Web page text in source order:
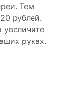
Тем
рублей.
увеличите
руках.